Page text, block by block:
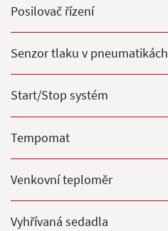
Posilovač řízení
Senzor tlaku v pneumatikách
Start/Stop systém
Tempomat
Venkovní teploměr
Vyhřívaná sedadla